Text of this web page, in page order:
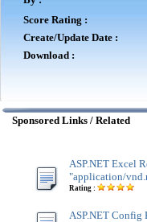
Score Rating :
Create/Update Date :
Download :
Sponsored Links / Related
ASP.NET Excel
"application/
Rating :
ASP.NET